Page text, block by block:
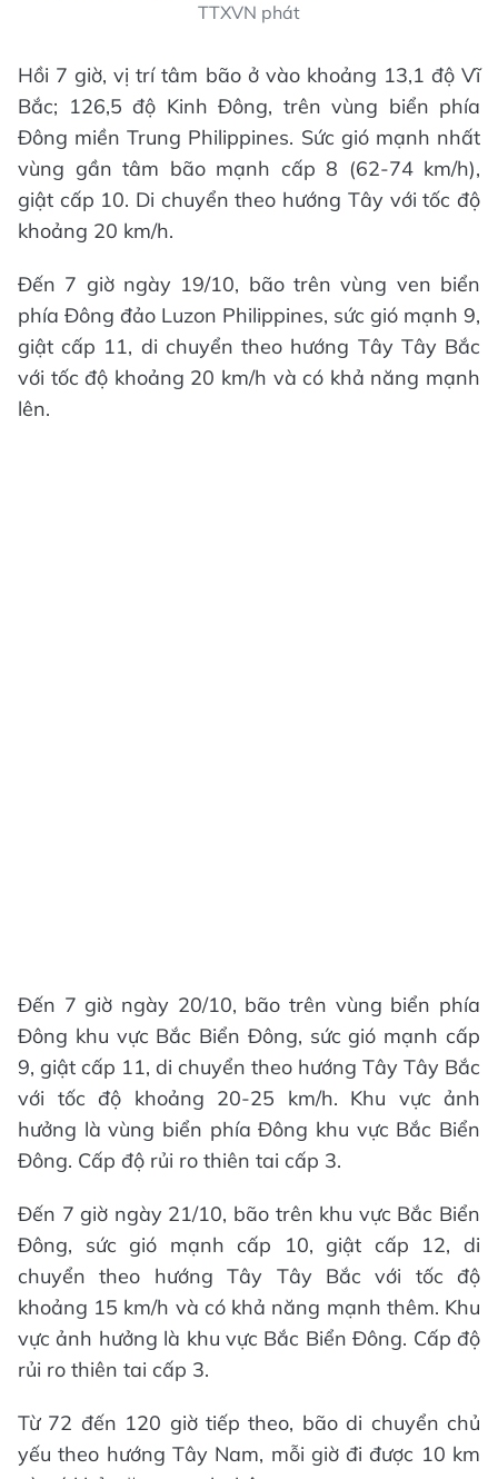
TTXVN phát
Hồi 7 giờ, vị trí tâm bão ở vào khoảng 13,1 độ Vĩ
Bắc; 126,5 độ Kinh Đông, trên vùng biển phía
Đông miền Trung Philippines. Sức gió mạnh nhất
vùng gần tâm bão mạnh cấp 8 (62-74 km/h),
giật cấp 10. Di chuyển theo hướng Tây với tốc độ
khoảng 20 km/h.
Đến 7 giờ ngày 19/10, bão trên vùng ven biển
phía Đông đảo Luzon Philippines, sức gió mạnh 9,
giật cấp 11, di chuyển theo hướng Tây Tây Bắc
với tốc độ khoảng 20 km/h và có khả năng mạnh
lên.
Đến 7 giờ ngày 20/10, bão trên vùng biển phía
Đông khu vực Bắc Biển Đông, sức gió mạnh cấp
9, giật cấp 11, di chuyển theo hướng Tây Tây Bắc
với tốc độ khoảng 20-25 km/h. Khu vực ảnh
hưởng là vùng biển phía Đông khu vực Bắc Biển
Đông. Cấp độ rủi ro thiên tai cấp 3.
Đến 7 giờ ngày 21/10, bão trên khu vực Bắc Biển
Đông, sức gió mạnh cấp 10, giật cấp 12, di
chuyển theo hướng Tây Tây Bắc với tốc độ
khoảng 15 km/h và có khả năng mạnh thêm. Khu
vực ảnh hưởng là khu vực Bắc Biển Đông. Cấp độ
rủi ro thiên tai cấp 3.
Từ 72 đến 120 giờ tiếp theo, bão di chuyển chủ
yếu theo hướng Tây Nam, mỗi giờ đi được 10 km